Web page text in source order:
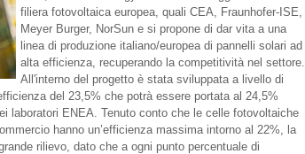
filiera fotovoltaica europea, quali CEA, Fraunhofer-ISE,
Meyer Burger, NorSun e si propone di dar vita a una
linea di produzione italiano/europea di pannelli solari ad
alta efficienza, recuperando la competitività nel settore.
All'interno del progetto è stata sviluppata a livello di
del 23,5% che potrà essere portata al 24,5%
laboratori ENEA. Tenuto conto che le celle fotovoltaiche
hanno un’efficienza massima intorno al 22%, la
rilievo, dato che a ogni punto percentuale di